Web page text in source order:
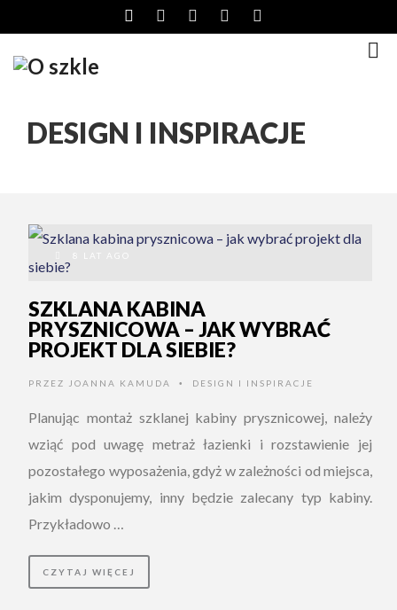
DESIGN I INSPIRACJE
8 LAT AGO
SZKLANA KABINA
PRYSZNICOWA – JAK WYBRAĆ
PROJEKT DLA SIEBIE?
PRZEZ JOANNA KAMUDA • DESIGN I INSPIRACJE
Planując montaż szklanej kabiny prysznicowej, należy
wziąć pod uwagę metraż łazienki i rozstawienie jej
pozostałego wyposażenia, gdyż w zależności od miejsca,
jakim dysponujemy, inny będzie zalecany typ kabiny.
Przykładowo …
CZYTAJ WIĘCEJ